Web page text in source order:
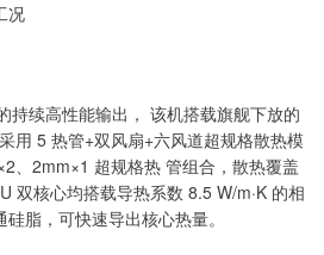
况
持续高性能输出， 该机搭载旗舰下放的
用 5 热管+双风扇+六风道超规格散热模
、2mm×1 超规格热 管组合，散热覆盖
双核心均搭载导热系数 8.5 W/m·K 的相
脂，可快速导出核心热量。